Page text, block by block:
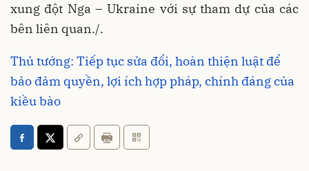
xung đột Nga – Ukraine với sự tham dự của các
bên liên quan./.
Thủ tướng: Tiếp tục sửa đổi, hoàn thiện luật để
bảo đảm quyền, lợi ích hợp pháp, chính đáng của
kiều bào